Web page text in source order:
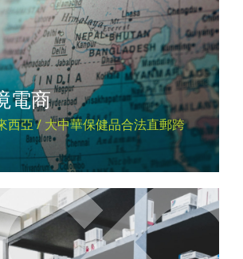
電商
西亞 / 大中華保健品合法直郵跨